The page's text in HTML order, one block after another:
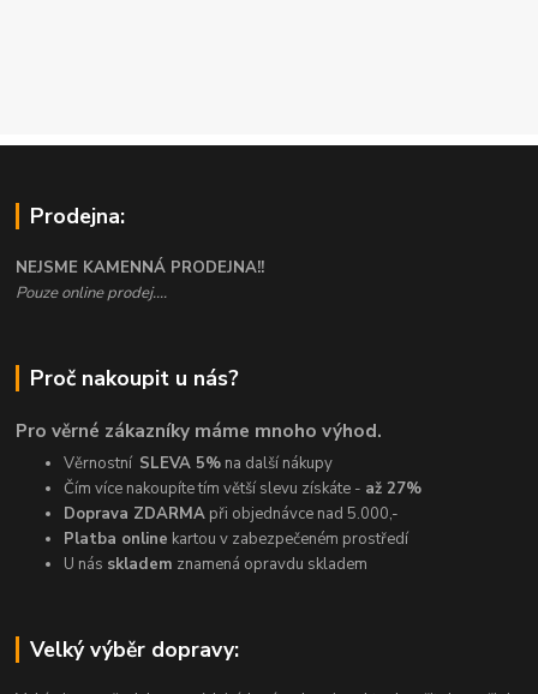
Prodejna:
NEJSME KAMENNÁ PRODEJNA!!
Pouze online prodej....
Proč nakoupit u nás?
Pro věrné zákazníky máme mnoho výhod.
Věrnostní SLEVA 5% na další nákupy
Čím více nakoupíte tím větší slevu získáte - až 27%
Doprava ZDARMA při objednávce nad 5.000,-
Platba online kartou v zabezpečeném prostředí
U nás skladem znamená opravdu skladem
Velký výběr dopravy: